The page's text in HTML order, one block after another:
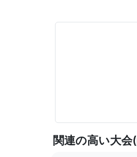
関連の高い大会